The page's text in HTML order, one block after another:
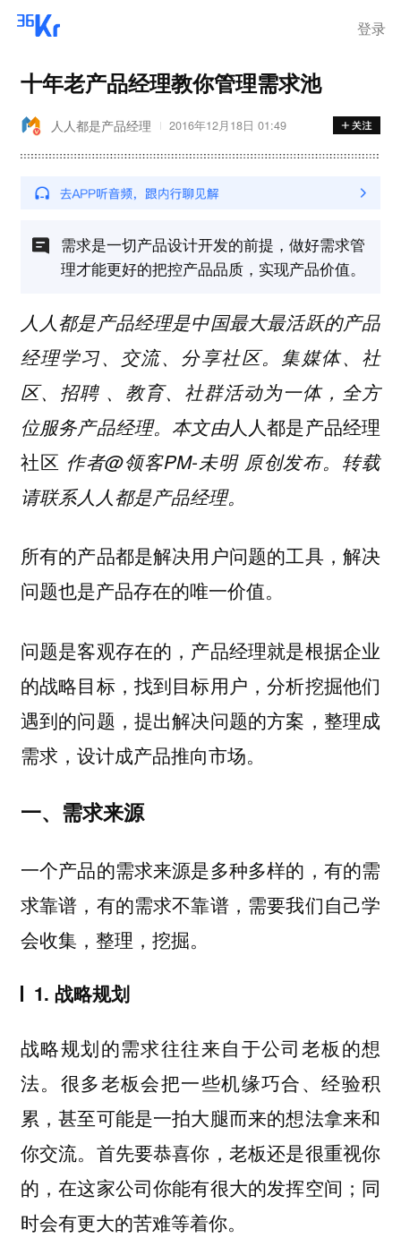
登录
十年老产品经理教你管理需求池
人人都是产品经理 2016年12月18日 01:49
需求是一切产品设计开发的前提，做好需求管
理才能更好的把控产品品质，实现产品价值。
人人都是产品经理是中国最大最活跃的产品
经理学习、交流、分享社区。集媒体、社
区、招聘 、教育、社群活动为一体，全方
位服务产品经理。本文由人人都是产品经理
社区 作者@领客PM-未明 原创发布。转载
请联系人人都是产品经理。
所有的产品都是解决用户问题的工具，解决
问题也是产品存在的唯一价值。
问题是客观存在的，产品经理就是根据企业
的战略目标，找到目标用户，分析挖掘他们
遇到的问题，提出解决问题的方案，整理成
需求，设计成产品推向市场。
一、需求来源
一个产品的需求来源是多种多样的，有的需
求靠谱，有的需求不靠谱，需要我们自己学
会收集，整理，挖掘。
1. 战略规划
战略规划的需求往往来自于公司老板的想
法。很多老板会把一些机缘巧合、经验积
累，甚至可能是一拍大腿而来的想法拿来和
你交流。首先要恭喜你，老板还是很重视你
的，在这家公司你能有很大的发挥空间；同
时会有更大的苦难等着你。